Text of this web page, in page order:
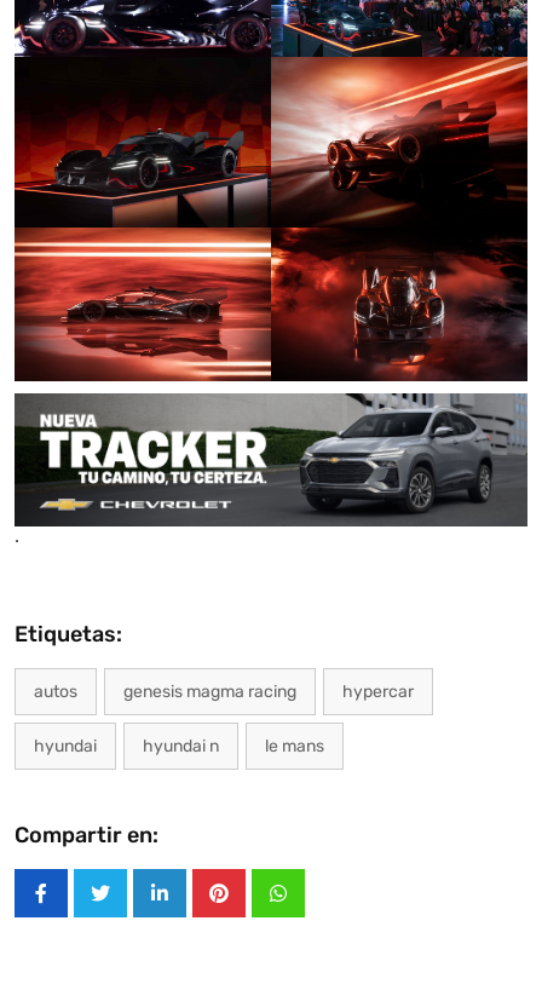
.
Etiquetas:
autos genesis magma racing hypercar
hyundai hyundai n le mans
Compartir en:
LinkedInPinterestWhatsapp